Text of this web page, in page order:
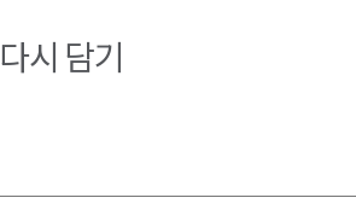
다시 담기